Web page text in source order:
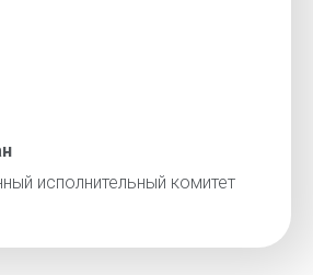
исполнительный комитет